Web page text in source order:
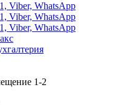
Viber, WhatsApp
Viber, WhatsApp
Viber, WhatsApp
1-2